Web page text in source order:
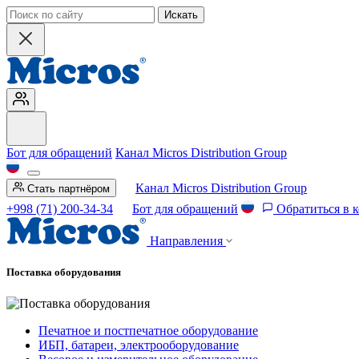
Искать
Бот для обращений Канал Micros Distribution Group
Стать партнёром
Канал Micros Distribution Group
+998 (71) 200-34-34
Бот для обращений Обратиться в
Направления
Поставка оборудования
Печатное и постпечатное оборудование
ИБП, батареи, электрооборудование